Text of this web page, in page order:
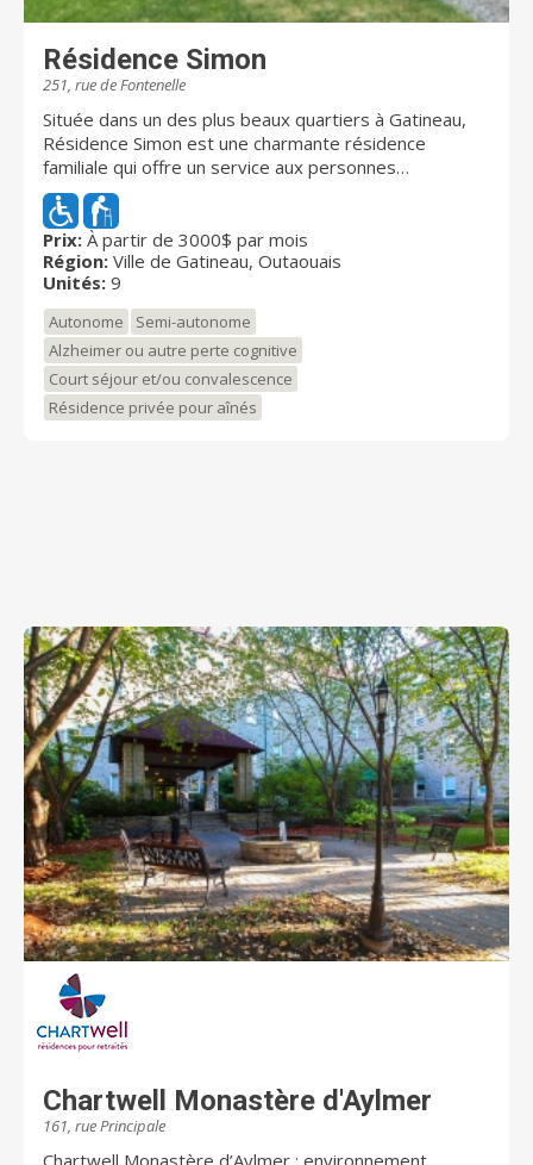
Résidence Simon
251, rue de Fontenelle
Située dans un des plus beaux quartiers à Gatineau,
Résidence Simon est une charmante résidence
familiale qui offre un service aux personnes
autonomes, semi-autonomes, aux personnes en
pertes cognitives ainsi qu'à celles qui ont besoin d’un
répit. Nous offrons un cadre dynamique et chaleureux,
une ambiance affectueuse amicale, humaine et un
service varié qui répondra à vos besoins. La résidence
assure la sécurité et le bien-être de chaque
usager,ère. Une gamme complète de soins, un menu
varié, équilibré, sain et de bonne qualité. Nous offrons
trois repas et deux collations. Nous sommes équipés
d’un espace commun: salon, salle à manger. Nous
comblons les besoins physiques et psychologiques
respect La bienveillance Être à l'écoute de l’autre
L’entraide L'honnêteté La responsabilité
Prix: À partir de 3000$ par mois
Région: Ville de Gatineau, Outaouais
Unités: 9
Autonome
Semi-autonome
Alzheimer ou autre perte cognitive
Court séjour et/ou convalescence
Résidence privée pour aînés
Chartwell Monastère d'Aylmer
161, rue Principale
Chartwell Monastère d’Aylmer : environnement